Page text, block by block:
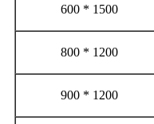
600 * 1500
800 * 1200
900 * 1200